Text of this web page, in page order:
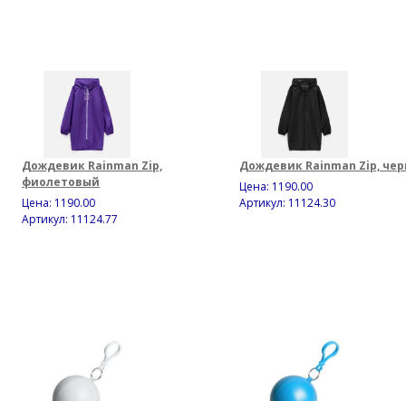
Дождевик Rainman Zip,
фиолетовый
Цена: 1190.00
Артикул: 11124.77
Дождевик Rainman Zip,
Цена: 1190.00
Артикул: 11124.30